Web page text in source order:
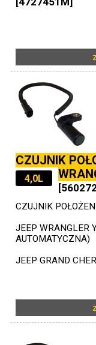
CZUJNIK
4,0L
CZUJNIK
JEEP WRANGLER
AUTOMATYCZNA)
JEEP GRAND